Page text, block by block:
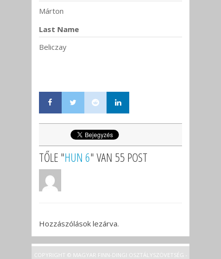
Márton
Last Name
Beliczay
TŐLE "HUN 6" VAN 55 POST
Hozzászólások lezárva.
COPYRIGHT © MAGYAR FINN-DINGI OSZTÁLYSZÖVETSÉG -